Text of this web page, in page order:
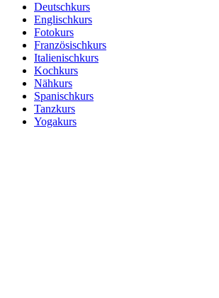
Deutschkurs
Englischkurs
Fotokurs
Französischkurs
Italienischkurs
Kochkurs
Nähkurs
Spanischkurs
Tanzkurs
Yogakurs